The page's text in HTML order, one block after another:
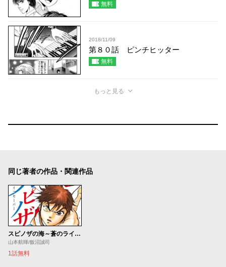
無料
2018/11/09
第８０話 ピンチヒッター
無料
もっと見る
同じ著者の作品・関連作品
スピノザの海～蒼のライフセーバー～
山本航暉/飯沼誠司
1話無料